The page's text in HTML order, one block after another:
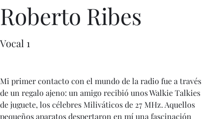
Roberto Ribes
Vocal 1
Mi primer contacto con el mundo de la radio fue a través
de un regalo ajeno: un amigo recibió unos Walkie Talkies
de juguete, los célebres Miliváticos de 27 MHz. Aquellos
pequeños aparatos despertaron en mí una fascinación